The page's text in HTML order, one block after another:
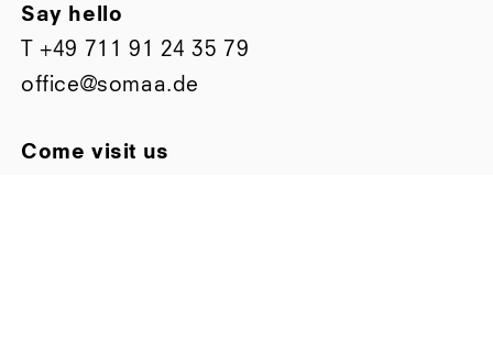
Say hello
T+49 711 91 24 35 79
office@somaa.de
Come visit us